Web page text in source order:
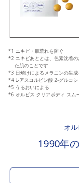
*1 ニキビ・肌荒れを防ぐ
*2 ニキビあととは、色素沈着
た肌のことです
*3 日焼けによるメラニンの生
*4 L-アスコルビン酸 2-グルコシ
*5 うるおいによる
*6 オルビス クリアボディ スム
オ
1990年